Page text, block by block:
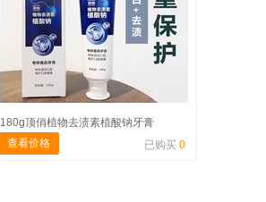
180g顶俏植物去渍素植酸钠牙膏
查看价格
已购买 0